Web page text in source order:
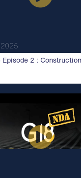
2025
Episode 2 : Construction